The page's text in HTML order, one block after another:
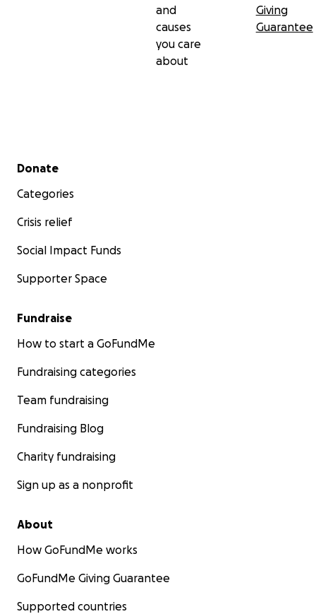
and
causes
you care
about
Giving
Guarantee
Secondary menu
Donate
Categories
Crisis relief
Social Impact Funds
Supporter Space
Fundraise
How to start a GoFundMe
Fundraising categories
Team fundraising
Fundraising Blog
Charity fundraising
Sign up as a nonprofit
About
How GoFundMe works
GoFundMe Giving Guarantee
Supported countries